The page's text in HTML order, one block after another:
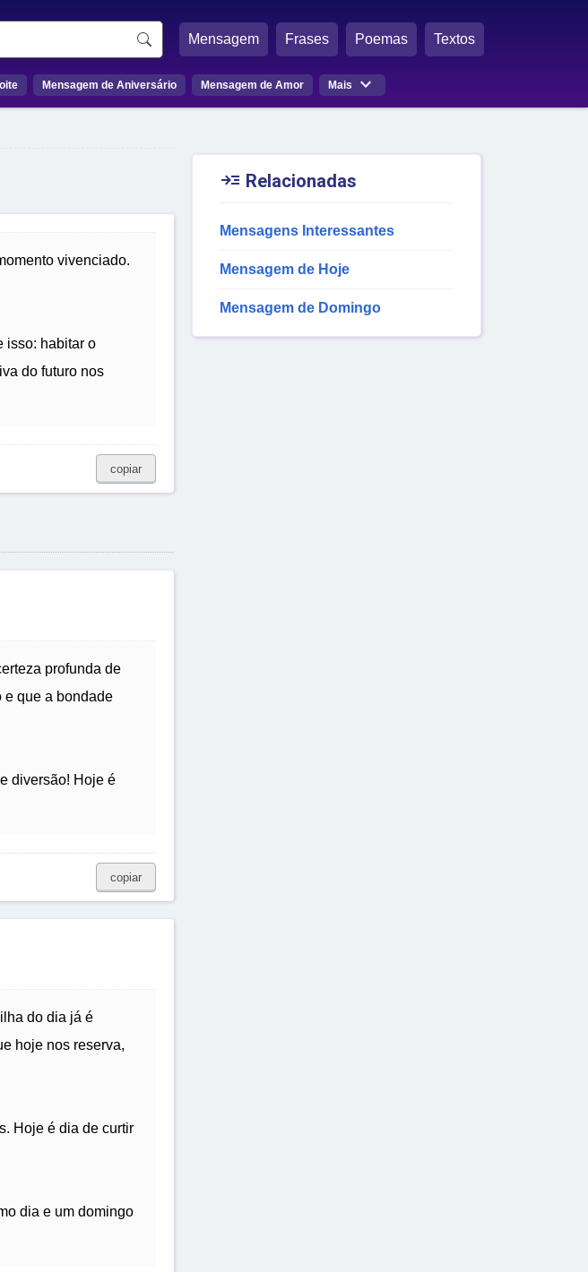
Mensagem Frases Poemas Textos
Mensagem de Aniversário Mensagem de Amor Mais 
vivenciado.
isso: habitar o
do futuro nos
copiar
profunda de
e que a bondade
diversão! Hoje é
copiar
do dia já é
hoje nos reserva,
Hoje é dia de curtir
dia e um domingo
 Relacionadas
Mensagens Interessantes
Mensagem de Hoje
Mensagem de Domingo